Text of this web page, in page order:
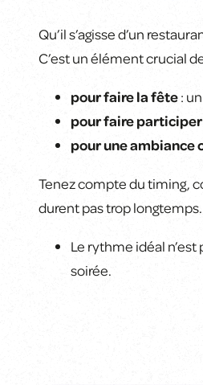
Qu’il s’agisse d’un
C’est un élément crucial
pour faire la fête:
pour faire
pour une ambiance
Tenez compte du timing,
durent pas trop
Le rythme idéal
soirée.